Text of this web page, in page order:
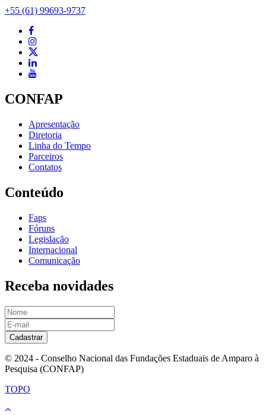
+55 (61) 99693-9737
CONFAP
Apresentação
Diretoria
Linha do Tempo
Parceiros
Contatos
Conteúdo
Faps
Fóruns
Legislação
Internacional
Comunicação
Receba novidades
Cadastrar
© 2024 - Conselho Nacional das Fundações Estaduais de Amparo à
Pesquisa (CONFAP)
TOPO